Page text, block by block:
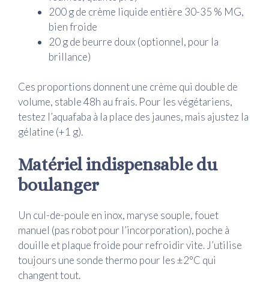
200 g de crème liquide entière 30-35 % MG,
bien froide
20 g de beurre doux (optionnel, pour la
brillance)
Ces proportions donnent une crème qui double de
volume, stable 48h au frais. Pour les végétariens,
testez l’aquafaba à la place des jaunes, mais ajustez la
gélatine (+1 g).
Matériel indispensable du
boulanger
Un cul-de-poule en inox, maryse souple, fouet
manuel (pas robot pour l’incorporation), poche à
douille et plaque froide pour refroidir vite. J’utilise
toujours une sonde thermo pour les ±2°C qui
changent tout.